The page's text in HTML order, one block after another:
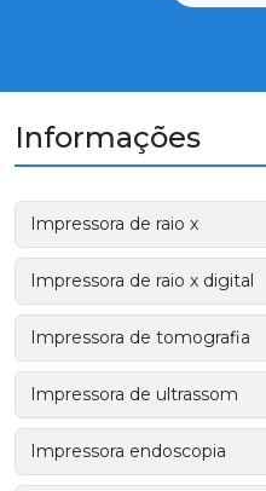
Informações
Impressora de raio x
Impressora de raio x digital
Impressora de tomografia
Impressora de ultrassom
Impressora endoscopia